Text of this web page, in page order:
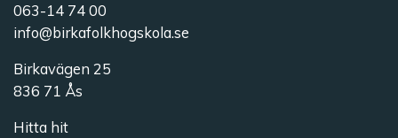
063-14 74 00
info@birkafolkhogskola.se
Birkavägen 25
836 71 Ås
Hitta hit